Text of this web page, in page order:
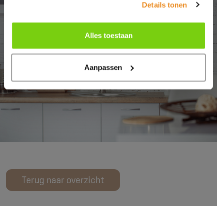
Details tonen
Alles toestaan
Aanpassen
Terug naar overzicht